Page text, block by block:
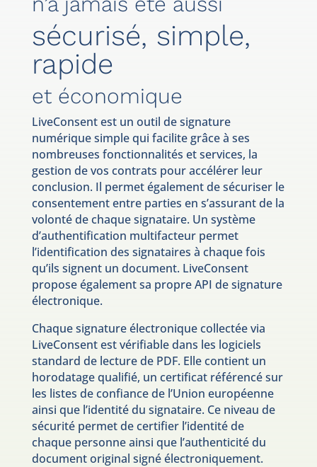
sécurisé, simple,
rapide
et économique
LiveConsent est un outil de signature
numérique simple qui facilite grâce à ses
nombreuses fonctionnalités et services, la
gestion de vos contrats pour accélérer leur
conclusion. Il permet également de sécuriser le
consentement entre parties en s’assurant de la
volonté de chaque signataire. Un système
d’authentification multifacteur permet
l’identification des signataires à chaque fois
qu’ils signent un document. LiveConsent
propose également sa propre API de signature
électronique.
Chaque signature électronique collectée via
LiveConsent est vérifiable dans les logiciels
standard de lecture de PDF. Elle contient un
horodatage qualifié, un certificat référencé sur
les listes de confiance de l’Union européenne
ainsi que l’identité du signataire. Ce niveau de
sécurité permet de certifier l’identité de
chaque personne ainsi que l’authenticité du
document original signé électroniquement.